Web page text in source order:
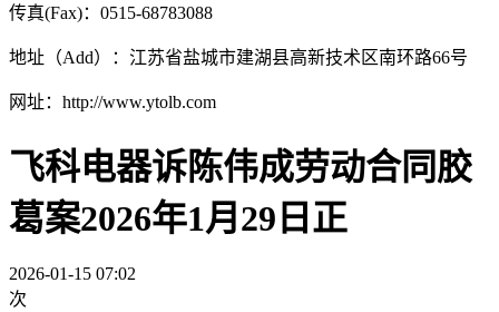
传真(Fax)：0515-68783088
地址（Add）：江苏省盐城市建湖县高新技术区南环路66号
网址：http://www.ytolb.com
飞科电器诉陈伟成劳动合同胶
葛案2026年1月29日正
2026-01-15 07:02
次